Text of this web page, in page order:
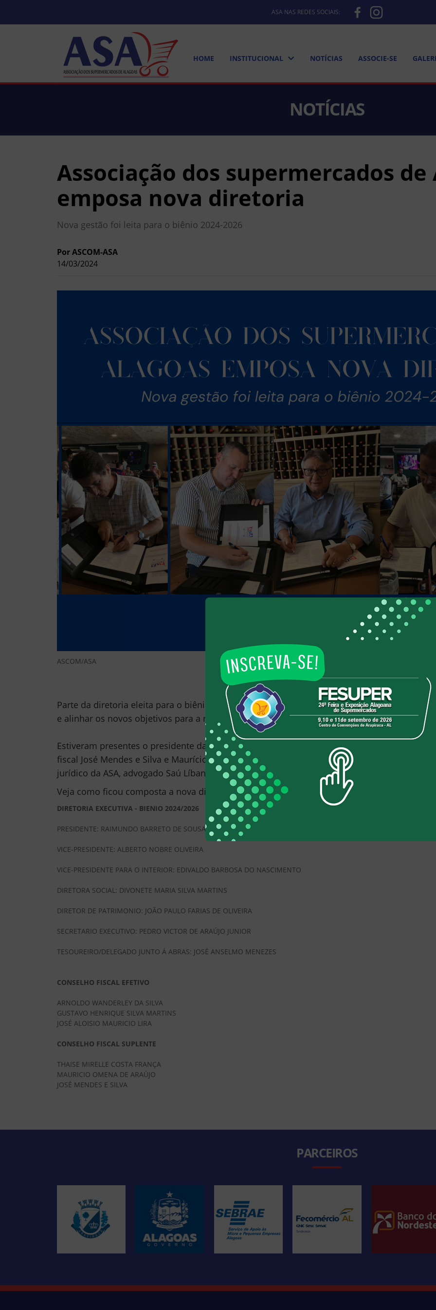
ASA NAS REDES SOCIAIS:
HOME INSTITUCIONAL NOTÍCIAS ASSOCIE-SE
NOTÍCIAS
Associação dos supermercados de
emposa nova diretoria
Nova gestão foi leita para o biênio 2024-2026
Por ASCOM-ASA
14/03/2024
ASCOM/ASA
Parte da diretoria eleita para o biênio 2024-2026 tomou posse em uma reunião-almoço
e alinhar os novos objetivos para a nova gestão.
Estiveram presentes o presidente da ASA, Raimundo Barreto de Sousa, o vice-presidente
fiscal José Mendes e Silva e Maurício Omena de Araújo, o diretor de patrimônio João Paulo
jurídico da ASA, advogado Saú Líbano.
Veja como ficou composta a nova diretoria:
DIRETORIA EXECUTIVA - BIENIO 2024/2026
PRESIDENTE: RAIMUNDO BARRETO DE SOUSA
VICE-PRESIDENTE: ALBERTO NOBRE OLIVEIRA
VICE-PRESIDENTE PARA O INTERIOR: EDIVALDO BARBOSA DO NASCIMENTO
DIRETORA SOCIAL: DIVONETE MARIA SILVA MARTINS
DIRETOR DE PATRIMONIO: JOÃO PAULO FARIAS DE OLIVEIRA
SECRETARIO EXECUTIVO: PEDRO VICTOR DE ARAÚJO JUNIOR
TESOUREIRO/DELEGADO JUNTO Á ABRAS: JOSÉ ANSELMO MENEZES
CONSELHO FISCAL EFETIVO
ARNOLDO WANDERLEY DA SILVA
GUSTAVO HENRIQUE SILVA MARTINS
JOSÉ ALOISIO MAURICIO LIRA
CONSELHO FISCAL SUPLENTE
THAISE MIRELLE COSTA FRANÇA
MAURICIO OMENA DE ARAÚJO
JOSÉ MENDES E SILVA
PARCEIROS